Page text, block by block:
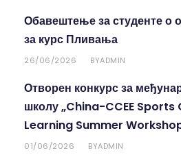
Обавештење за студенте о
за курс Пливања
26/06/2026 BYADMIN
Отворен конкурс за
школу „China-CCEE
Learning Summer
01/06/2026 BYADMIN